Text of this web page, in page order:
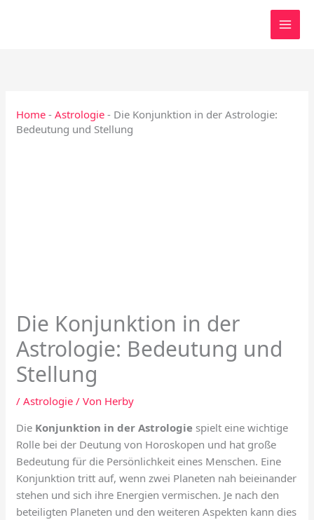
Home -Astrologie - Die Konjunktion in der Astrologie:
Bedeutung und Stellung
Die Konjunktion in der
Astrologie: Bedeutung und
Stellung
/Astrologie / Von Herby
Die Konjunktion in der Astrologie spielt eine wichtige
Rolle bei der Deutung von Horoskopen und hat große
Bedeutung für die Persönlichkeit eines Menschen. Eine
Konjunktion tritt auf, wenn zwei Planeten nah beieinander
stehen und sich ihre Energien vermischen. Je nach den
beteiligten Planeten und den weiteren Aspekten kann dies